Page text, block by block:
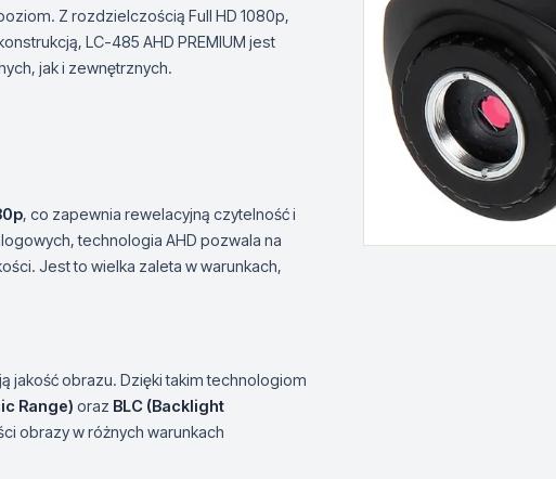
Z rozdzielczością Full HD 1080p,
LC-485 AHD PREMIUM jest
jak i zewnętrznych.
, co zapewnia rewelacyjną czytelność i
technologia AHD pozwala na
Jest to wielka zaleta w warunkach,
jakość obrazu. Dzięki takim technologiom
Range) oraz BLC (Backlight
obrazy w różnych warunkach